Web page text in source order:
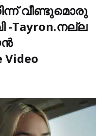
വീണ്ടുമൊരു
-Tayron.നല്ല